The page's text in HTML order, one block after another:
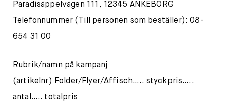
Paradisäppelvägen 111, 12345 ANKEBORG
Telefonnummer (Till personen som beställer): 08-
654 31 00
Rubrik/namn på kampanj
(artikelnr) Folder/Flyer/Affisch….. styckpris…..
antal….. totalpris